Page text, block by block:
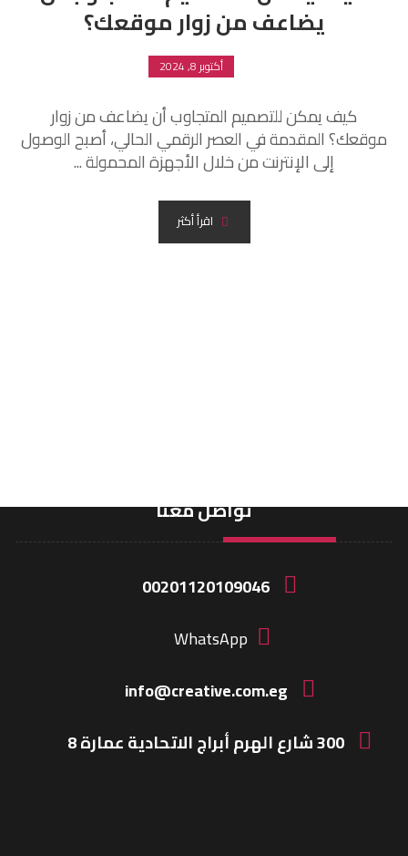
يضاعف من زوار موقعك؟
أكتوبر 8, 2024
كيف يمكن للتصميم المتجاوب أن يضاعف من زوار
موقعك؟ المقدمة في العصر الرقمي الحالي، أصبح الوصول
إلى الإنترنت من خلال الأجهزة المحمولة ...
اقرأ أكثر
تواصل معنا
00201120109046
WhatsApp
info@creative.com.eg
300 شارع الهرم أبراج الاتحادية عمارة 8